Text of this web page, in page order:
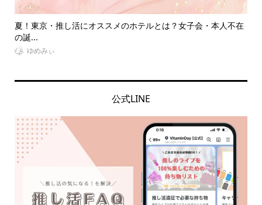
夏！東京・推し活にオススメのホテルとは？女子会・本人不在
の誕...
ゆめみぃ
公式LINE